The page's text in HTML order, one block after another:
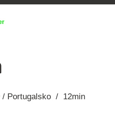
Portugalsko
12min